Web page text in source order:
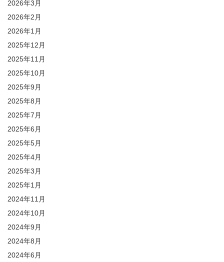
2026年3月
2026年2月
2026年1月
2025年12月
2025年11月
2025年10月
2025年9月
2025年8月
2025年7月
2025年6月
2025年5月
2025年4月
2025年3月
2025年1月
2024年11月
2024年10月
2024年9月
2024年8月
2024年6月